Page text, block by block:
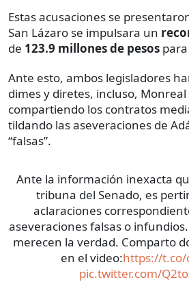
Estas acusaciones se
San Lázaro se impulsara un
de 123.9 millones de pesos
Ante esto, ambos legisladores
dimes y diretes, incluso,
compartiendo los contratos
tildando las aseveraciones de
“falsas”.
Ante la información inexacta
tribuna del Senado, es
aclaraciones
aseveraciones falsas o
merecen la verdad. Comparto
en el video:https://t.co/
pic.twitter.com/